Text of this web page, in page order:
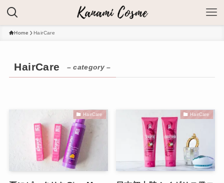
Home HairCare
HairCare – category –
HairCare HairCare